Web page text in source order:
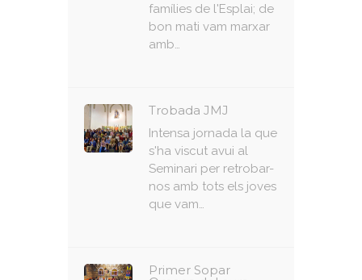
famílies de l'Esplai; de
bon mati vam marxar
amb…
Trobada JMJ
Intensa jornada la que
s'ha viscut avui al
Seminari per retrobar-
nos amb tots els joves
que vam…
Primer Sopar